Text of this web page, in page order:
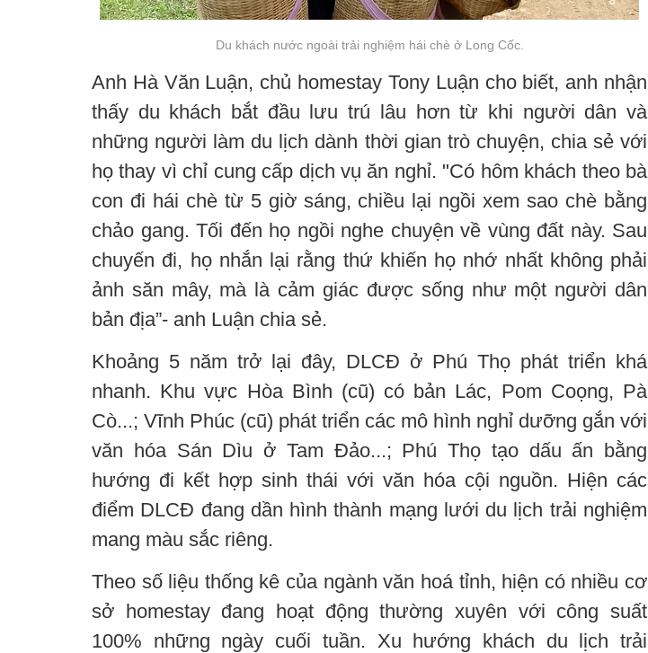
Du khách nước ngoài trải nghiệm hái chè ở Long Cốc.
Anh Hà Văn Luận, chủ homestay Tony Luận cho biết, anh nhận
thấy du khách bắt đầu lưu trú lâu hơn từ khi người dân và
những người làm du lịch dành thời gian trò chuyện, chia sẻ với
họ thay vì chỉ cung cấp dịch vụ ăn nghỉ. "Có hôm khách theo bà
con đi hái chè từ 5 giờ sáng, chiều lại ngồi xem sao chè bằng
chảo gang. Tối đến họ ngồi nghe chuyện về vùng đất này. Sau
chuyến đi, họ nhắn lại rằng thứ khiến họ nhớ nhất không phải
ảnh săn mây, mà là cảm giác được sống như một người dân
bản địa”- anh Luận chia sẻ.
Khoảng 5 năm trở lại đây, DLCĐ ở Phú Thọ phát triển khá
nhanh. Khu vực Hòa Bình (cũ) có bản Lác, Pom Coọng, Pà
Cò...; Vĩnh Phúc (cũ) phát triển các mô hình nghỉ dưỡng gắn với
văn hóa Sán Dìu ở Tam Đảo...; Phú Thọ tạo dấu ấn bằng
hướng đi kết hợp sinh thái với văn hóa cội nguồn. Hiện các
điểm DLCĐ đang dần hình thành mạng lưới du lịch trải nghiệm
mang màu sắc riêng.
Theo số liệu thống kê của ngành văn hoá tỉnh, hiện có nhiều cơ
sở homestay đang hoạt động thường xuyên với công suất
100% những ngày cuối tuần. Xu hướng khách du lịch trải